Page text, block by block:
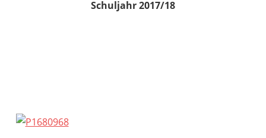
Schuljahr 2017/18